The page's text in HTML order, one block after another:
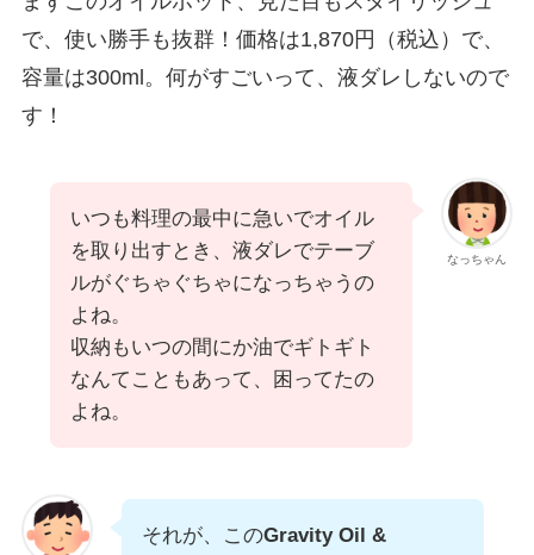
で、使い勝手も抜群！価格は1,870円（税込）で、
容量は300ml。何がすごいって、液ダレしないので
す！
なっちゃん
いつも料理の最中に急いでオイル
を取り出すとき、液ダレでテーブ
ルがぐちゃぐちゃになっちゃうの
よね。
収納もいつの間にか油でギトギト
なんてこともあって、困ってたの
よね。
それが、このGravity Oil &